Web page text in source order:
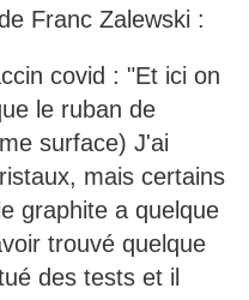
Franc Zalewski :
covid : "Et ici on
le ruban de
surface) J'ai
mais certains
graphite a quelque
trouvé quelque
des tests et il